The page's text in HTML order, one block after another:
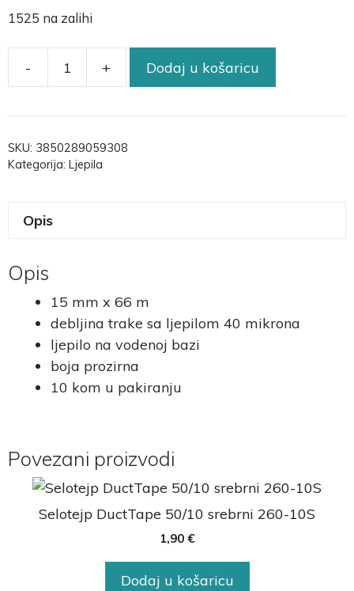
1525 na zalihi
- + Dodaj u košaricu
SKU: 3850289059308
Kategorija: Ljepila
Opis
Opis
15 mm x 66 m
debljina trake sa ljepilom 40 mikrona
ljepilo na vodenoj bazi
boja prozirna
10 kom u pakiranju
Povezani proizvodi
Selotejp DuctTape 50/10 srebrni 260-10S
1,90 €
Dodaj u košaricu